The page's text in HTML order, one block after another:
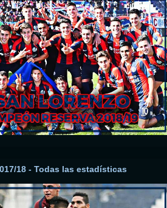
18 - Todas las estadísticas